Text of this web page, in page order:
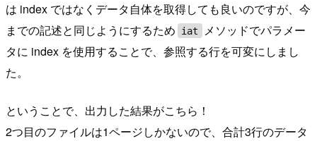
は index ではなくデータ自体を取得しても良いのですが、今
までの記述と同じようにするため
iat
メソッドでパラメー
タに index を使用することで、参照する行を可変にしまし
た。
ということで、出力した結果がこちら！
2つ目のファイルは1ページしかないので、合計3行のデータ